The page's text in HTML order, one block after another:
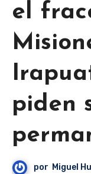
el
piden
por Miguel